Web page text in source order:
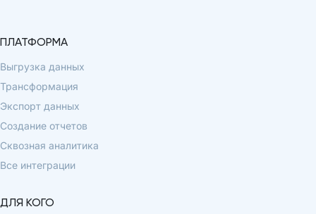
ПЛАТФОРМА
Выгрузка данных
Трансформация
Экспорт данных
Создание отчетов
Сквозная аналитика
Все интеграции
ДЛЯ КОГО